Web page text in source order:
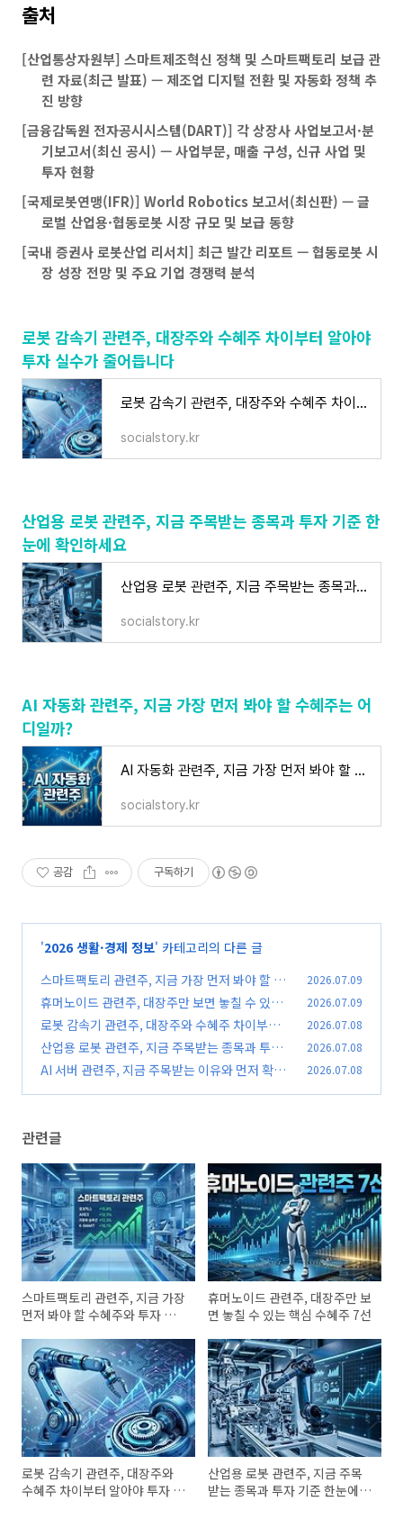
출처
[산업통상자원부] 스마트제조혁신 정책 및 스마트팩토리 보급 관
련 자료(최근 발표) — 제조업 디지털 전환 및 자동화 정책 추
진 방향
[금융감독원 전자공시시스템(DART)] 각 상장사 사업보고서·분
기보고서(최신 공시) — 사업부문, 매출 구성, 신규 사업 및
투자 현황
[국제로봇연맹(IFR)] World Robotics 보고서(최신판) — 글
로벌 산업용·협동로봇 시장 규모 및 보급 동향
[국내 증권사 로봇산업 리서치] 최근 발간 리포트 — 협동로봇 시
장 성장 전망 및 주요 기업 경쟁력 분석
로봇 감속기 관련주, 대장주와 수혜주 차이부터 알아야
투자 실수가 줄어듭니다
로봇 감속기 관련주, 대장주와 수혜주 차이부터 알아야 투자 실수가 줄어듭니다
socialstory.kr
산업용 로봇 관련주, 지금 주목받는 종목과 투자 기준 한
눈에 확인하세요
산업용 로봇 관련주, 지금 주목받는 종목과 투자 기준 한눈에 확인하세요
socialstory.kr
AI 자동화 관련주, 지금 가장 먼저 봐야 할 수혜주는 어
디일까?
AI 자동화 관련주, 지금 가장 먼저 봐야 할 수혜주는 어디일까?
socialstory.kr
공감 구독하기
'2026 생활·경제 정보' 카테고리의 다른 글
스마트팩토리 관련주, 지금 가장 먼저 봐야 할 수
혜주와 투자 포인트
(0)
2026.07.09
휴머노이드 관련주, 대장주만 보면 놓칠 수 있는
핵심 수혜주 7선 (0)
2026.07.09
로봇 감속기 관련주, 대장주와 수혜주 차이부터
알아야 투자 실수가 줄어듭니다 (0)
2026.07.08
산업용 로봇 관련주, 지금 주목받는 종목과 투자
기준 한눈에 확인하세요 (0)
2026.07.08
AI 서버 관련주, 지금 주목받는 이유와 먼저 확인
2026.07.08
관련글
스마트팩토리 관련주, 지금 가장
먼저 봐야 할 수혜주와 투자 포
휴머노이드 관련주, 대장주만 보
면 놓칠 수 있는 핵심 수혜주 7선
로봇 감속기 관련주, 대장주와
수혜주 차이부터 알아야 투자 실
산업용 로봇 관련주, 지금 주목
받는 종목과 투자 기준 한눈에